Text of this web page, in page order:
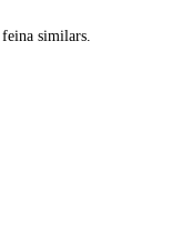
similars.